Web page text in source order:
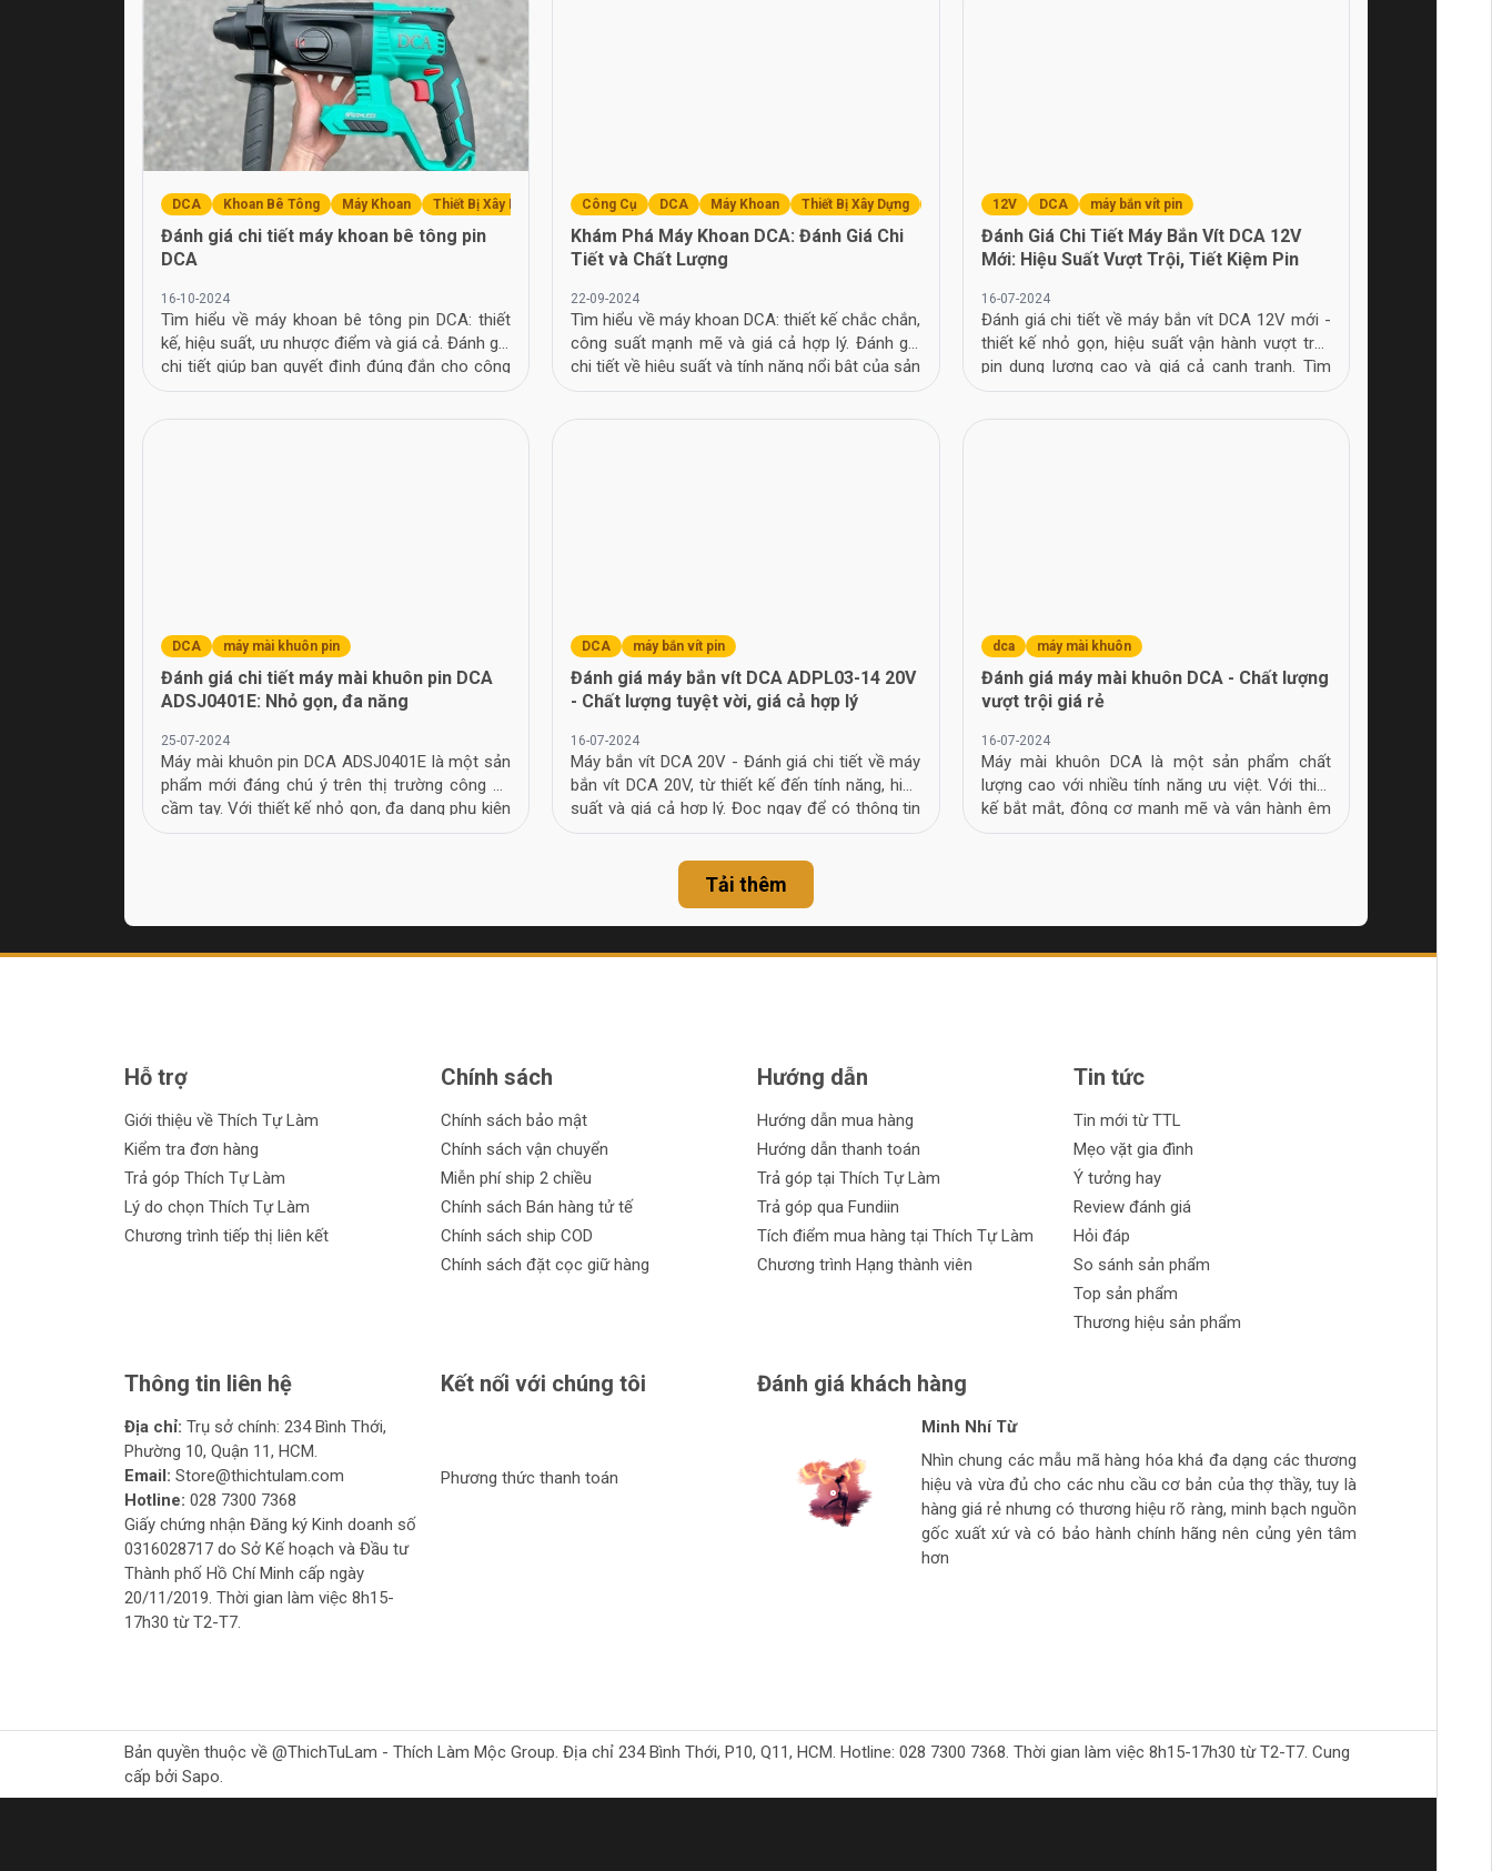
DCA Khoan Bê Tông Máy Khoan Thiết Bị Xây Dựng Đánh Giá
Đánh giá chi tiết máy khoan bê tông pin
DCA
16-10-2024
Tìm hiểu về máy khoan bê tông pin DCA: thiết
kế, hiệu suất, ưu nhược điểm và giá cả. Đánh giá
chi tiết giúp bạn quyết định đúng đắn cho công
việc khoan đục bê tông.
Công Cụ DCA Máy Khoan Thiết Bị Xây Dựng Đánh Giá Sản Phẩm
Khám Phá Máy Khoan DCA: Đánh Giá Chi
Tiết và Chất Lượng
22-09-2024
Tìm hiểu về máy khoan DCA: thiết kế chắc chắn,
công suất mạnh mẽ và giá cả hợp lý. Đánh giá
chi tiết về hiệu suất và tính năng nổi bật của sản
phẩm.
12V DCA máy bắn vít pin
Đánh Giá Chi Tiết Máy Bắn Vít DCA 12V
Mới: Hiệu Suất Vượt Trội, Tiết Kiệm Pin
16-07-2024
Đánh giá chi tiết về máy bắn vít DCA 12V mới -
thiết kế nhỏ gọn, hiệu suất vận hành vượt trội,
pin dung lượng cao và giá cả cạnh tranh. Tìm
hiểu ngay!
DCA máy mài khuôn pin
Đánh giá chi tiết máy mài khuôn pin DCA
ADSJ0401E: Nhỏ gọn, đa năng
25-07-2024
Máy mài khuôn pin DCA ADSJ0401E là một sản
phẩm mới đáng chú ý trên thị trường công cụ
cầm tay. Với thiết kế nhỏ gọn, đa dạng phụ kiện
và giá thành hợp lý, đây là lựa chọn đáng cân
DCA máy bắn vít pin
Đánh giá máy bắn vít DCA ADPL03-14 20V
- Chất lượng tuyệt vời, giá cả hợp lý
16-07-2024
Máy bắn vít DCA 20V - Đánh giá chi tiết về máy
bắn vít DCA 20V, từ thiết kế đến tính năng, hiệu
suất và giá cả hợp lý. Đọc ngay để có thông tin
chi tiết và lựa chọn sản phẩm phù hợp.
dca máy mài khuôn
Đánh giá máy mài khuôn DCA - Chất lượng
vượt trội giá rẻ
16-07-2024
Máy mài khuôn DCA là một sản phẩm chất
lượng cao với nhiều tính năng ưu việt. Với thiết
kế bắt mắt, động cơ mạnh mẽ và vận hành êm
ái, máy mài khuôn DCA là lựa chọn lý tưởng cho
Tải thêm
Hỗ trợ
Giới thiệu về Thích Tự Làm
Kiểm tra đơn hàng
Trả góp Thích Tự Làm
Lý do chọn Thích Tự Làm
Chương trình tiếp thị liên kết
Chính sách
Chính sách bảo mật
Chính sách vận chuyển
Miễn phí ship 2 chiều
Chính sách Bán hàng tử tế
Chính sách ship COD
Chính sách đặt cọc giữ hàng
Hướng dẫn
Hướng dẫn mua hàng
Hướng dẫn thanh toán
Trả góp tại Thích Tự Làm
Trả góp qua Fundiin
Tích điểm mua hàng tại Thích Tự Làm
Chương trình Hạng thành viên
Tin tức
Tin mới từ TTL
Mẹo vặt gia đình
Ý tưởng hay
Review đánh giá
Hỏi đáp
So sánh sản phẩm
Top sản phẩm
Thương hiệu sản phẩm
Thông tin liên hệ
Địa chỉ: Trụ sở chính: 234 Bình Thới,
Phường 10, Quận 11, HCM.
Email: Store@thichtulam.com
Hotline: 028 7300 7368
Giấy chứng nhận Đăng ký Kinh doanh số
0316028717 do Sở Kế hoạch và Đầu tư
Thành phố Hồ Chí Minh cấp ngày
20/11/2019. Thời gian làm việc 8h15-
17h30 từ T2-T7.
Kết nối với chúng tôi
Phương thức thanh toán
Đánh giá khách hàng
Đinh Xuân Phong
Hàng ở thích tự làm hàng chất lượng giá sinh viên, thich hợp
cho thợ thầy đi làm hằng ngày.. còn cao cấp ghé>>>>>>>>
strore làm mộc >>>>>>>>
Minh Nhí Từ
Nhìn chung các mẫu mã hàng hóa khá đa dạng các thương
hiệu và vừa đủ cho các nhu cầu cơ bản của thợ thầy, tuy là
hàng giá rẻ nhưng có thương hiệu rõ ràng, minh bạch nguồn
gốc xuất xứ và có bảo hành chính hãng nên củng yên tâm
hơn
Hiệu Nguyễn
Ngon bổ rẻ
tuan anh tran huynh
Giá mềm vừa túi tiền, số lượng hàng ít, thường phải đợi đặt
hàng